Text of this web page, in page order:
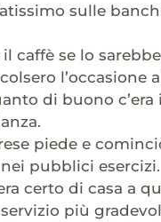
sulle
caffè se lo
l’occasione
di buono c’era
piede e
pubblici esercizi.
certo di casa a
più